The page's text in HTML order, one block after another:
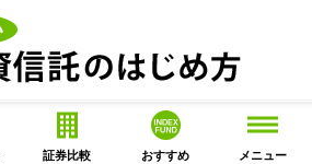
証券比較 おすすめ メニュー